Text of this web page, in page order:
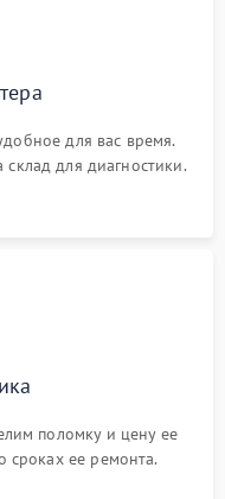
для вас время.
для диагностики.
поломку и цену ее
ее ремонта.